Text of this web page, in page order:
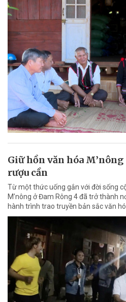
Giữ hồn văn hóa
rượu cần
Từ một thức uống gắn với đời sống
M’nông ở Đam Rông 4 đã trở thành
hành trình trao truyền bản sắc văn